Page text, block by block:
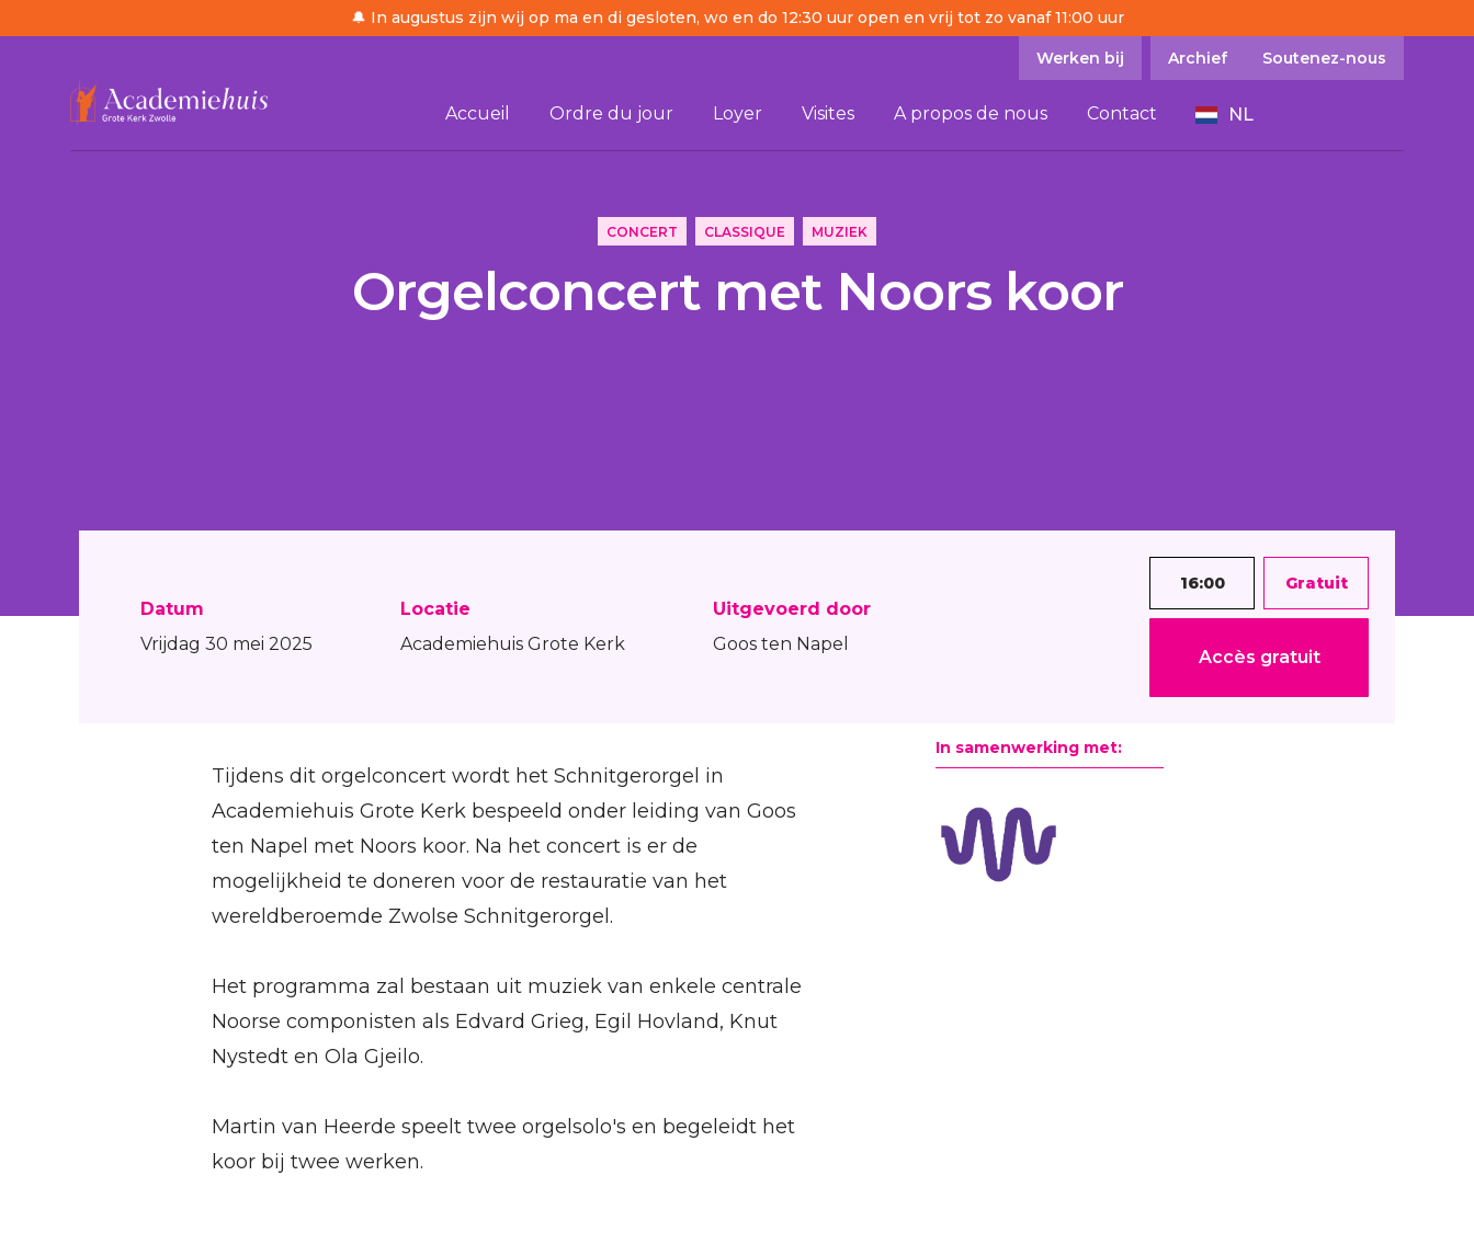
🔔 In augustus zijn wij op ma en di gesloten, wo en do 12:30 uur open en vrij tot zo vanaf 11:00 uur
Werken bij Archief Soutenez-nous
Accueil Ordre du jour Loyer Visites A propos de nous Contact
NL
CONCERT CLASSIQUE MUZIEK
Orgelconcert met Noors koor
Datum
Vrijdag 30 mei 2025
Locatie
Academiehuis Grote Kerk
Uitgevoerd door
Goos ten Napel
16:00 Gratuit
Accès gratuit
Tijdens dit orgelconcert wordt het Schnitgerorgel in
Academiehuis Grote Kerk bespeeld onder leiding van Goos
ten Napel met Noors koor. Na het concert is er de
mogelijkheid te doneren voor de restauratie van het
wereldberoemde Zwolse Schnitgerorgel.
Het programma zal bestaan uit muziek van enkele centrale
Noorse componisten als Edvard Grieg, Egil Hovland, Knut
Nystedt en Ola Gjeilo.
Martin van Heerde speelt twee orgelsolo's en begeleidt het
koor bij twee werken.
In samenwerking met: